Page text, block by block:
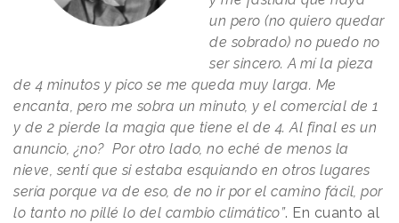
un pero (no quiero quedar
de sobrado) no puedo no
ser sincero. A mí la pieza
de 4 minutos y pico se me queda muy larga. Me
encanta, pero me sobra un minuto, y el comercial de 1
y de 2 pierde la magia que tiene el de 4. Al final es un
anuncio, ¿no? Por otro lado, no eché de menos la
nieve, sentí que si estaba esquiando en otros lugares
sería porque va de eso, de no ir por el camino fácil, por
lo tanto no pillé lo del cambio climático”. En cuanto al